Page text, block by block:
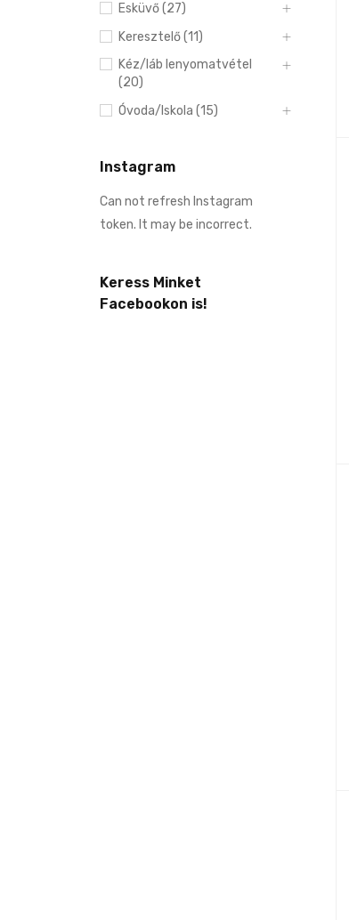
Esküvő (27)
Keresztelő (11)
Kéz/láb lenyomatvétel
(20)
Óvoda/Iskola (15)
Instagram
Can not refresh Instagram
token. It may be incorrect.
Keress Minket
Facebookon is!